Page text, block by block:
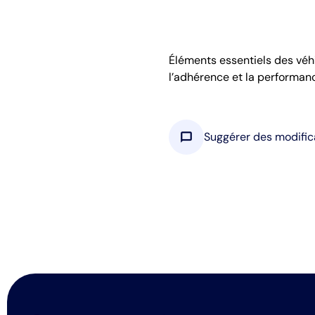
Éléments essentiels des
l’adhérence et la
chat_bubble Suggérer des